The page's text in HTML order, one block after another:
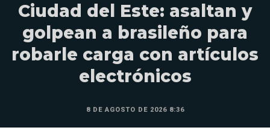
Ciudad del Este: asaltan y
golpean a brasileño para
robarle carga con artículos
electrónicos
8 DE AGOSTO DE 2026 8:36